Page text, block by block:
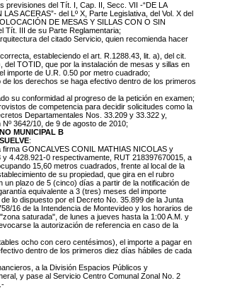
previsiones del Tít. I, Cap. II, Secc. VII -“DE LA
ACERAS”- del Lº X, Parte Legislativa, del Vol. X del
DE MESAS Y SILLAS CON O SIN
Tít. III de su Parte Reglamentaria;
del citado Servicio, quien recomienda hacer
estableciendo el art. R.1288.43, lit. a), del cit.
del TOTID, que por la instalación de mesas y sillas en
importe de U.R. 0.50 por metro cuadrado;
los derechos se haga efectivo dentro de los primeros
su conformidad al progreso de la petición en examen;
de competencia para decidir solicitudes como la
Departamentales Nos. 33.209 y 33.322 y,
3642/10, de 9 de agosto de 2010;
MUNICIPAL B
:
GONCALVES CONIL MATHIAS NICOLAS y
4.428.921-0 respectivamente, RUT 218397670015, a
15,60 metros cuadrados, frente al local de la
de su propiedad, que gira en el rubro
plazo de 5 (cinco) días a partir de la notificación de
equivalente a 3 (tres) meses del importe
lo dispuesto por el Decreto No. 35.899 de la Junta
16 de la Intendencia de Montevideo y los horarios de
saturada", de lunes a jueves hasta la 1:00 A.M. y
la autorización de referencia en caso de la
ocho con cero centésimos), el importe a pagar en
dentro de los primeros diez días hábiles de cada
a la División Espacios Públicos y
y pase al Servicio Centro Comunal Zonal No. 2